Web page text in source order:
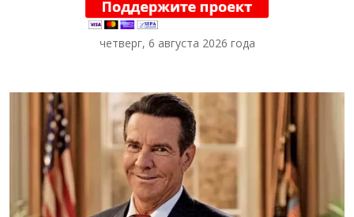
четверг, 6 августа 2026 года